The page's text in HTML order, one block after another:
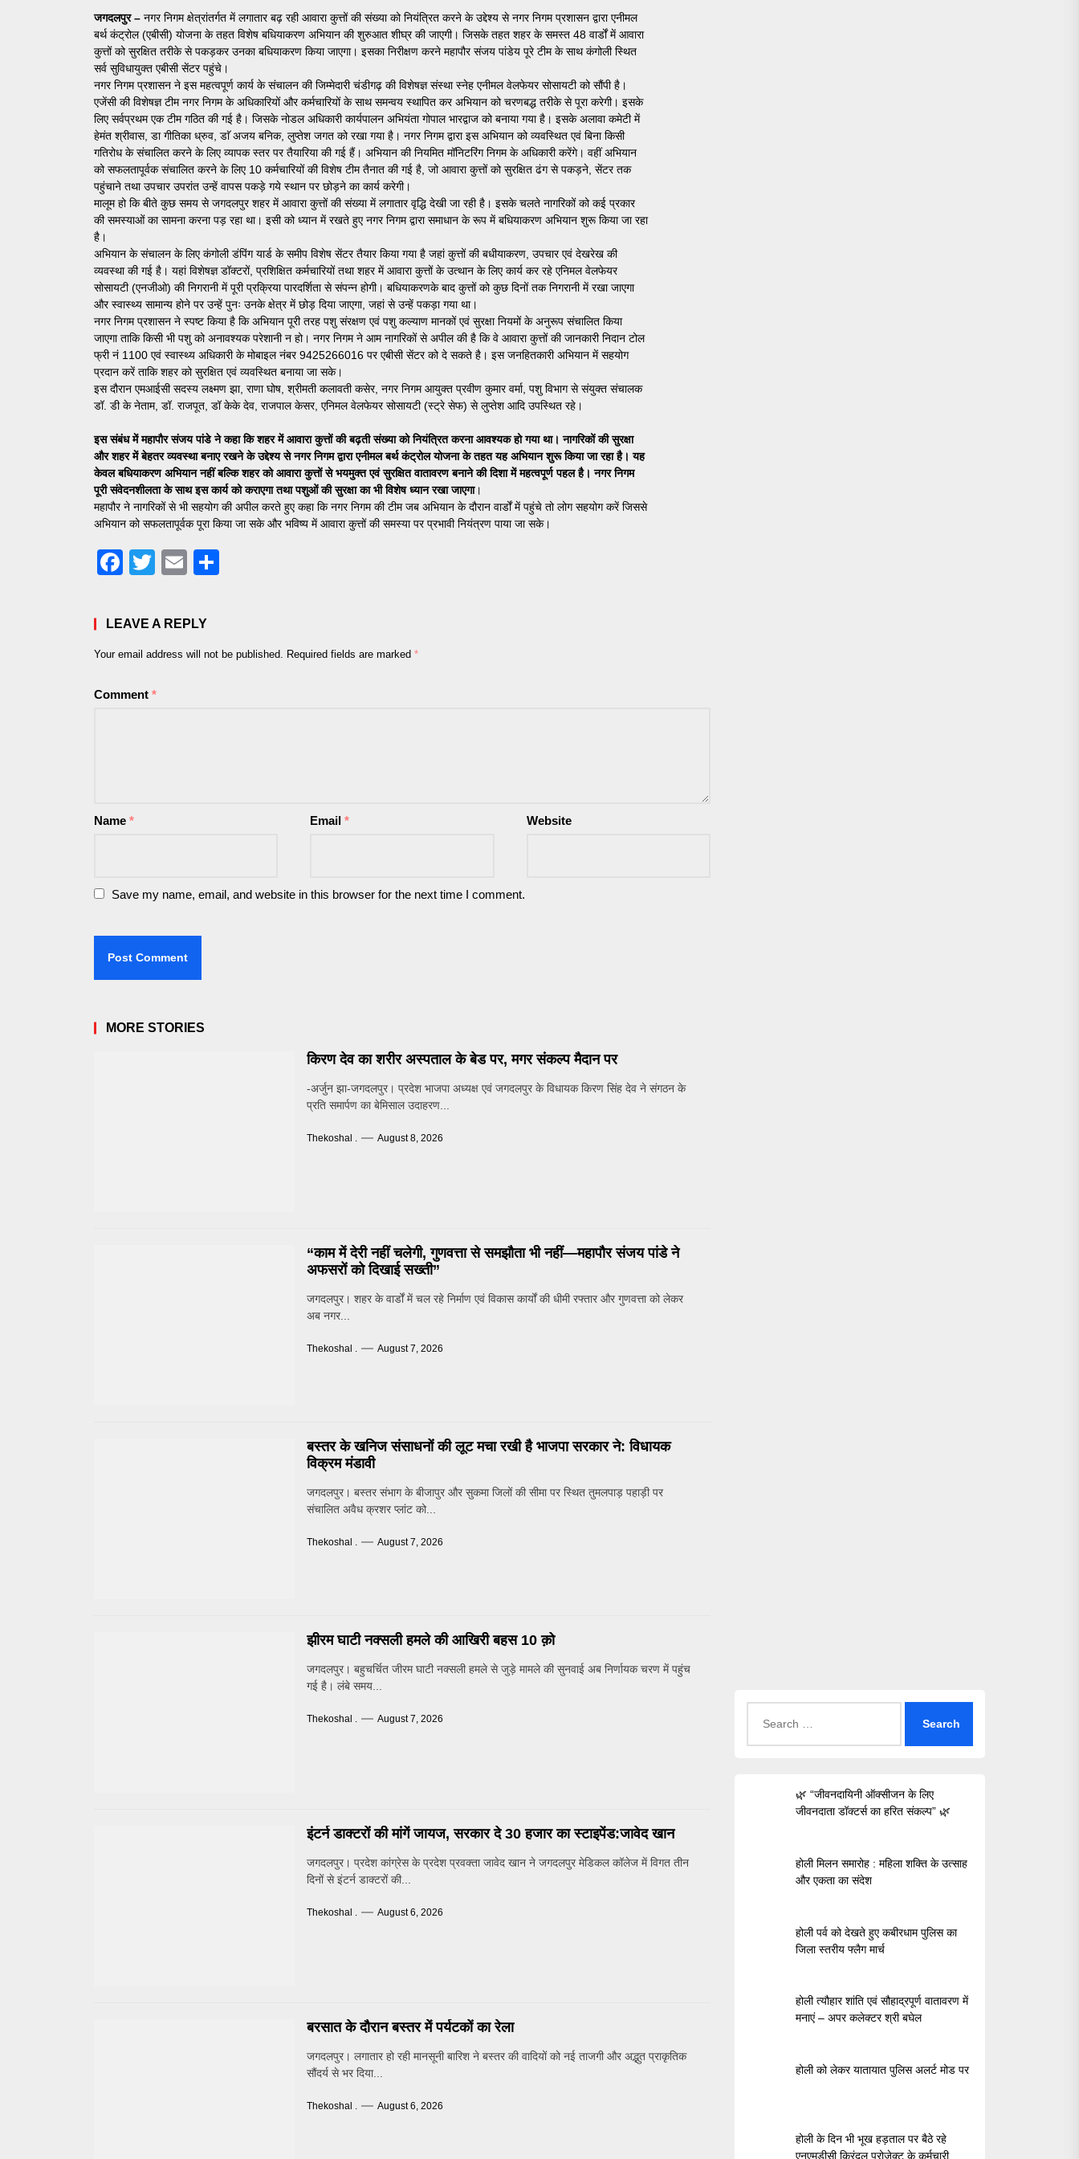
जगदलपुर – नगर निगम क्षेत्रांतर्गत में लगातार बढ़ रही आवारा कुत्तों की संख्या को नियंत्रित करने के उद्देश्य से नगर निगम प्रशासन द्वारा एनीमल
बर्थ कंट्रोल (एबीसी) योजना के तहत विशेष बधियाकरण अभियान की शुरुआत शीघ्र की जाएगी। जिसके तहत शहर के समस्त 48 वार्डों में आवारा
कुत्तों को सुरक्षित तरीके से पकड़कर उनका बधियाकरण किया जाएगा। इसका निरीक्षण करने महापौर संजय पांडेय पूरे टीम के साथ कंगोली स्थित
सर्व सुविधायुक्त एबीसी सेंटर पहुंचे।
नगर निगम प्रशासन ने इस महत्वपूर्ण कार्य के संचालन की जिम्मेदारी चंडीगढ़ की विशेषज्ञ संस्था स्नेह एनीमल वेलफेयर सोसायटी को सौंपी है।
एजेंसी की विशेषज्ञ टीम नगर निगम के अधिकारियों और कर्मचारियों के साथ समन्वय स्थापित कर अभियान को चरणबद्ध तरीके से पूरा करेगी। इसके
लिए सर्वप्रथम एक टीम गठित की गई है। जिसके नोडल अधिकारी कार्यपालन अभियंता गोपाल भारद्वाज को बनाया गया है। इसके अलावा कमेटी में
हेमंत श्रीवास, डा गीतिका ध्रुव, डाॅ अजय बनिक, लुप्तेश जगत को रखा गया है। नगर निगम द्वारा इस अभियान को व्यवस्थित एवं बिना किसी
गतिरोध के संचालित करने के लिए व्यापक स्तर पर तैयारिया की गई हैं। अभियान की नियमित मॉनिटरिंग निगम के अधिकारी करेंगे। वहीं अभियान
को सफलतापूर्वक संचालित करने के लिए 10 कर्मचारियों की विशेष टीम तैनात की गई है, जो आवारा कुत्तों को सुरक्षित ढंग से पकड़ने, सेंटर तक
पहुंचाने तथा उपचार उपरांत उन्हें वापस पकड़े गये स्थान पर छोड़ने का कार्य करेगी।
मालूम हो कि बीते कुछ समय से जगदलपुर शहर में आवारा कुत्तों की संख्या में लगातार वृद्धि देखी जा रही है। इसके चलते नागरिकों को कई प्रकार
की समस्याओं का सामना करना पड़ रहा था। इसी को ध्यान में रखते हुए नगर निगम द्वारा समाधान के रूप में बधियाकरण अभियान शुरू किया जा रहा
है।
अभियान के संचालन के लिए कंगोली डंपिंग यार्ड के समीप विशेष सेंटर तैयार किया गया है जहां कुत्तों की बधीयाकरण, उपचार एवं देखरेख की
व्यवस्था की गई है। यहां विशेषज्ञ डॉक्टरों, प्रशिक्षित कर्मचारियों तथा शहर में आवारा कुत्तों के उत्थान के लिए कार्य कर रहे एनिमल वेलफेयर
सोसायटी (एनजीओ) की निगरानी में पूरी प्रक्रिया पारदर्शिता से संपन्न होगी। बधियाकरणके बाद कुत्तों को कुछ दिनों तक निगरानी में रखा जाएगा
और स्वास्थ्य सामान्य होने पर उन्हें पुनः उनके क्षेत्र में छोड़ दिया जाएगा, जहां से उन्हें पकड़ा गया था।
नगर निगम प्रशासन ने स्पष्ट किया है कि अभियान पूरी तरह पशु संरक्षण एवं पशु कल्याण मानकों एवं सुरक्षा नियमों के अनुरूप संचालित किया
जाएगा ताकि किसी भी पशु को अनावश्यक परेशानी न हो। नगर निगम ने आम नागरिकों से अपील की है कि वे आवारा कुत्तों की जानकारी निदान टोल
फ्री नं 1100 एवं स्वास्थ्य अधिकारी के मोबाइल नंबर 9425266016 पर एबीसी सेंटर को दे सकते है। इस जनहितकारी अभियान में सहयोग
प्रदान करें ताकि शहर को सुरक्षित एवं व्यवस्थित बनाया जा सके।
इस दौरान एमआईसी सदस्य लक्ष्मण झा, राणा घोष, श्रीमती कलावती कसेर, नगर निगम आयुक्त प्रवीण कुमार वर्मा, पशु विभाग से संयुक्त संचालक
डॉ. डी के नेताम, डॉ. राजपूत, डॉ केके देव, राजपाल केसर, एनिमल वेलफेयर सोसायटी (स्ट्रे सेफ) से लुप्तेश आदि उपस्थित रहे।
इस संबंध में महापौर संजय पांडे ने कहा कि शहर में आवारा कुत्तों की बढ़ती संख्या को नियंत्रित करना आवश्यक हो गया था। नागरिकों की सुरक्षा
और शहर में बेहतर व्यवस्था बनाए रखने के उद्देश्य से नगर निगम द्वारा एनीमल बर्थ कंट्रोल योजना के तहत यह अभियान शुरू किया जा रहा है। यह
केवल बधियाकरण अभियान नहीं बल्कि शहर को आवारा कुत्तों से भयमुक्त एवं सुरक्षित वातावरण बनाने की दिशा में महत्वपूर्ण पहल है। नगर निगम
पूरी संवेदनशीलता के साथ इस कार्य को कराएगा तथा पशुओं की सुरक्षा का भी विशेष ध्यान रखा जाएगा।
महापौर ने नागरिकों से भी सहयोग की अपील करते हुए कहा कि नगर निगम की टीम जब अभियान के दौरान वार्डों में पहुंचे तो लोग सहयोग करें जिससे
अभियान को सफलतापूर्वक पूरा किया जा सके और भविष्य में आवारा कुत्तों की समस्या पर प्रभावी नियंत्रण पाया जा सके।
Facebook
TwitterEmail
LEAVE A REPLY
Your email address will not be published. Required fields are marked *
Comment *
Name * Email* Website
Save my name, email, and website in this browser for the next time I comment.
MORE STORIES
किरण देव का शरीर अस्पताल के बेड पर, मगर संकल्प मैदान पर
-अर्जुन झा-जगदलपुर। प्रदेश भाजपा अध्यक्ष एवं जगदलपुर के विधायक किरण सिंह देव ने संगठन के
प्रति समार्पण का बेमिसाल उदाहरण...
Thekoshal . August 8, 2026
“काम में देरी नहीं चलेगी, गुणवत्ता से समझौता भी नहीं—महापौर संजय पांडे ने
अफसरों को दिखाई सख्ती”
जगदलपुर। शहर के वार्डों में चल रहे निर्माण एवं विकास कार्यों की धीमी रफ्तार और गुणवत्ता को लेकर
अब नगर...
Thekoshal . August 7, 2026
बस्तर के खनिज संसाधनों की लूट मचा रखी है भाजपा सरकार ने: विधायक
विक्रम मंडावी
जगदलपुर। बस्तर संभाग के बीजापुर और सुकमा जिलों की सीमा पर स्थित तुमलपाड़ पहाड़ी पर
संचालित अवैध क्रशर प्लांट को...
Thekoshal . August 7, 2026
झीरम घाटी नक्सली हमले की आखिरी बहस 10 क़ो
जगदलपुर। बहुचर्चित जीरम घाटी नक्सली हमले से जुड़े मामले की सुनवाई अब निर्णायक चरण में पहुंच
गई है। लंबे समय...
Thekoshal . August 7, 2026
इंटर्न डाक्टरों की मांगें जायज, सरकार दे 30 हजार का स्टाइपेंड:जावेद खान
जगदलपुर। प्रदेश कांग्रेस के प्रदेश प्रवक्ता जावेद खान ने जगदलपुर मेडिकल कॉलेज में विगत तीन
दिनों से इंटर्न डाक्टरों की...
Thekoshal . August 6, 2026
बरसात के दौरान बस्तर में पर्यटकों का रेला
जगदलपुर। लगातार हो रही मानसूनी बारिश ने बस्तर की वादियों को नई ताजगी और अद्भुत प्राकृतिक
सौंदर्य से भर दिया...
Thekoshal . August 6, 2026
for:
🌿 “जीवनदायिनी ऑक्सीजन के लिए
जीवनदाता डॉक्टर्स का हरित संकल्प” 🌿
होली मिलन समारोह : महिला शक्ति के उत्साह
और एकता का संदेश
होली पर्व को देखते हुए कबीरधाम पुलिस का
जिला स्तरीय फ्लैग मार्च
होली त्यौहार शांति एवं सौहाद्रपूर्ण वातावरण में
मनाएं – अपर कलेक्टर श्री बघेल
होली को लेकर यातायात पुलिस अलर्ट मोड पर
होली के दिन भी भूख हड़ताल पर बैठे रहे
एनएमडीसी किरंदुल प्रोजेक्ट के कर्मचारी